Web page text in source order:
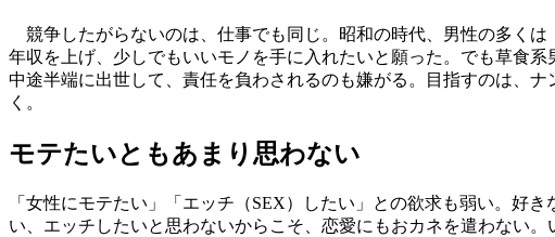
競争したがらないのは、仕事でも同じ。昭和の時代、男性の多く
年収を上げ、少しでもいいモノを手に入れたいと願った。でも草食
中途半端に出世して、責任を負わされるのも嫌がる。目指すのは、
く。
モテたいともあまり思わない
「女性にモテたい」「エッチ（SEX）したい」との欲求も弱い。好
い、エッチしたいと思わないからこそ、恋愛にもおカネを遣わない